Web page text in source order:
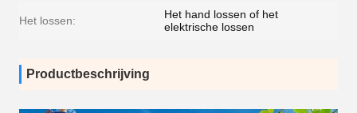
Het lossen:
Het hand lossen of het
elektrische lossen
Productbeschrijving